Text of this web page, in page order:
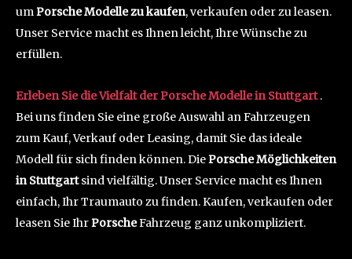
umPorsche Modelle zu kaufen, verkaufen oder zu leasen.
Unser Service macht es Ihnen leicht, Ihre Wünsche zu
erfüllen.
Erleben Sie die Vielfalt der Porsche Modelle in Stuttgart.
Bei uns finden Sie eine große Auswahl an Fahrzeugen
zum Kauf, Verkauf oder Leasing, damit Sie das ideale
Modell für sich finden können. DiePorsche Möglichkeiten
in Stuttgartsind vielfältig. Unser Service macht es Ihnen
einfach, Ihr Traumauto zu finden. Kaufen, verkaufen oder
leasen Sie IhrPorscheFahrzeug ganz unkompliziert.